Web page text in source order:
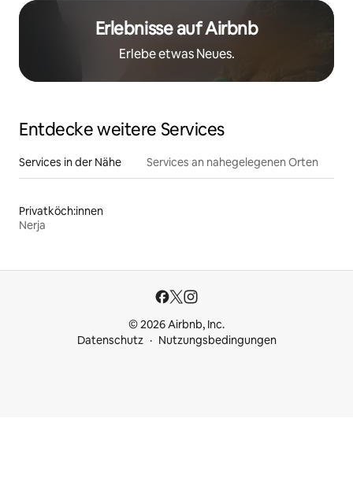
Erlebnisse auf Airbnb
Erlebe etwas Neues.
Entdecke weitere Services
Services in der Nähe Services an nahegelegenen Orten
Privatköch:innen
Nerja
© 2026 Airbnb, Inc.
Datenschutz
Nutzungsbedingungen